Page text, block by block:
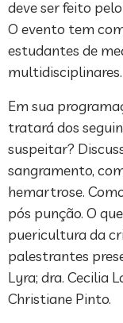
deve ser feito
O evento tem
estudantes de
multidisciplinares.
Em sua
tratará dos
suspeitar?
sangramento,
hemartrose.
pós punção. O
puericultura da
palestrantes
Lyra; dra. Cecilia
Christiane Pinto.